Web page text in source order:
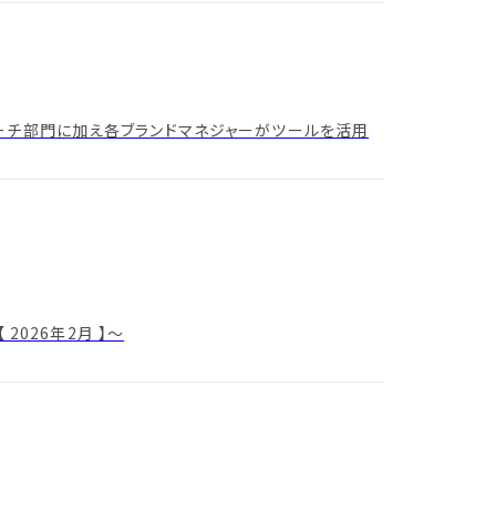
部門に加え各ブランドマネジャーがツールを活用
2026年2月 】～